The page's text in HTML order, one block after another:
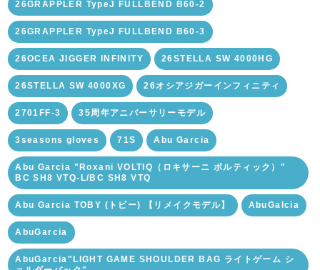
26GRAPPLER TypeJ FULLBEND B60-2
26GRAPPLER TypeJ FULLBEND B60-3
26OCEA JIGGER INFINITY 26STELLA SW 4000HG
26STELLA SW 4000XG 26オシアジガーインフィニティ
2701FF-3 35周年アニバーサリーモデル
3seasons gloves 71S Abu Garcia
Abu Garcia "Roxani VOLTIQ（ロキサーニ ボルティック）"
BC SH8 VTQ-L/BC SH8 VTQ
Abu Garcia TOBY (トビー) 【リメイクモデル】 AbuGalcia
AbuGarcia
AbuGarcia"LIGHT GAME SHOULDER BAG ライトゲーム シ